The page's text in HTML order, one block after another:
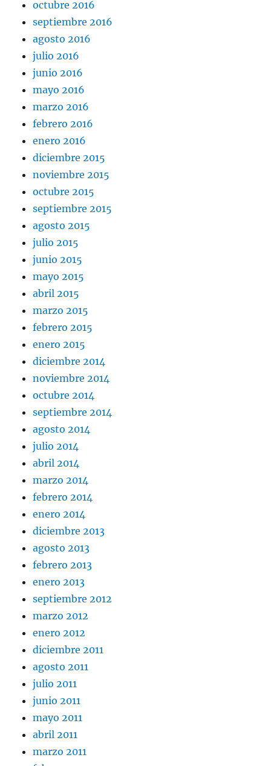
octubre 2016
septiembre 2016
agosto 2016
julio 2016
junio 2016
mayo 2016
marzo 2016
febrero 2016
enero 2016
diciembre 2015
noviembre 2015
octubre 2015
septiembre 2015
agosto 2015
julio 2015
junio 2015
mayo 2015
abril 2015
marzo 2015
febrero 2015
enero 2015
diciembre 2014
noviembre 2014
octubre 2014
septiembre 2014
agosto 2014
julio 2014
abril 2014
marzo 2014
febrero 2014
enero 2014
diciembre 2013
agosto 2013
febrero 2013
enero 2013
septiembre 2012
marzo 2012
enero 2012
diciembre 2011
agosto 2011
julio 2011
junio 2011
mayo 2011
abril 2011
marzo 2011